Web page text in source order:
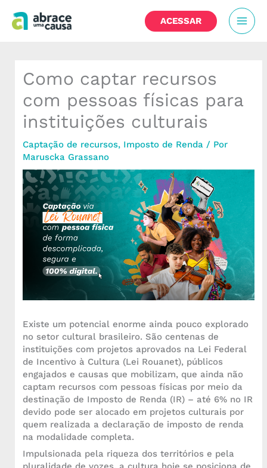
para
ACESSAR
Como captar recursos
com pessoas físicas para
instituições culturais
Captação de recursos, Imposto de Renda / Por
Maruscka Grassano
Existe um potencial enorme ainda pouco explorado
no setor cultural brasileiro. São centenas de
instituições com projetos aprovados na Lei Federal
de Incentivo à Cultura (Lei Rouanet), públicos
engajados e causas que mobilizam, que ainda não
captam recursos com pessoas físicas por meio da
destinação de Imposto de Renda (IR) – até 6% no IR
devido pode ser alocado em projetos culturais por
quem realizada a declaração de imposto de renda
na modalidade completa.
Impulsionada pela riqueza dos territórios e pela